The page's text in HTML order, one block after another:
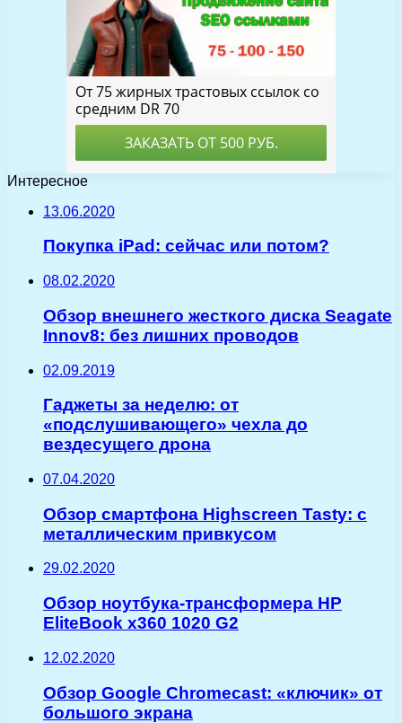
Интересное
13.06.2020
Покупка iPad: сейчас или потом?
08.02.2020
Обзор внешнего жесткого диска Seagate
Innov8: без лишних проводов
02.09.2019
Гаджеты за неделю: от
«подслушивающего» чехла до
вездесущего дрона
07.04.2020
Обзор смартфона Highscreen Tasty: с
металлическим привкусом
29.02.2020
Обзор ноутбука-трансформера HP
EliteBook x360 1020 G2
12.02.2020
Обзор Google Chromecast: «ключик» от
большого экрана